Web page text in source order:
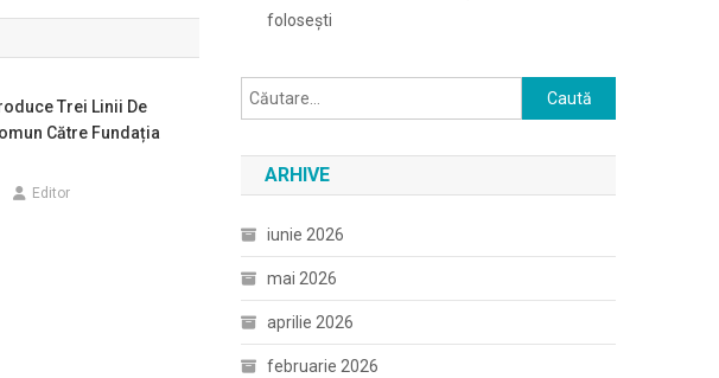
Trei Linii De
Către Fundația
Editor
folosești
Caută
după:
ARHIVE
iunie 2026
mai 2026
aprilie 2026
februarie 2026